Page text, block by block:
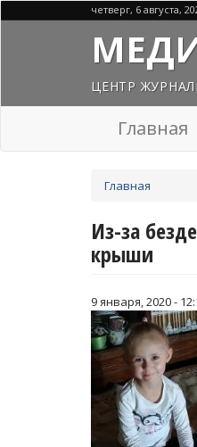
четверг, 6 августа,
ЦЕНТР
Главная
здесь
Главная
Из-за
крыши
9 января, 2020 -